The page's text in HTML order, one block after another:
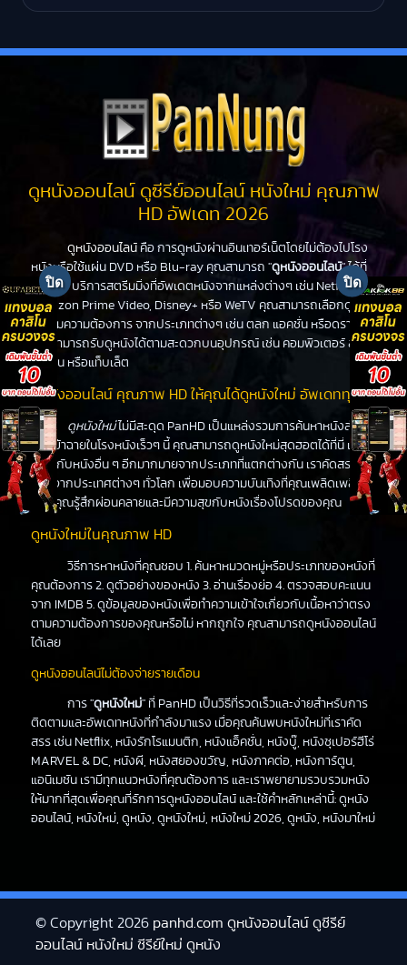
ดูหนังออนไลน์ ดูซีรีย์ออนไลน์ หนังใหม่ คุณภาพ
HD อัพเดท 2026
ดูหนังออนไลน์ คือ การดูหนังผ่านอินเทอร์เน็ตโดยไม่ต้องไปโรง
หนังหรือใช้แผ่น DVD หรือ Blu-ray คุณสามารถ "ดูหนังออนไลน์" ได้ที่
PanHD บริการสตรีมมิ่งที่อัพเดตหนังจากแหล่งต่างๆ เช่น Netflix,
Amazon Prime Video, Disney+ หรือ WeTV คุณสามารถเลือกดูหนัง
ได้ตามความต้องการ จากประเภทต่างๆ เช่น ตลก แอคชั่น หรือดราม่า
คุณสามารถรับดูหนังได้ตามสะดวกบนอุปกรณ์ เช่น คอมพิวเตอร์ สมา
ร์ทโฟน หรือแท็บเล็ต
ดูหนังออนไลน์ คุณภาพ HD ให้คุณได้ดูหนังใหม่ อัพเดททุกวัน
ดูหนังใหม่ไม่มีสะดุด PanHD เป็นแหล่งรวมการค้นหาหนังล่าสุด
ที่จะเข้าฉายในโรงหนังเร็วๆ นี้ คุณสามารถดูหนังใหม่สุดฮอตได้ที่นี่ เช่น
เดียวกับหนังอื่น ๆ อีกมากมายจากประเภทที่แตกต่างกัน เราคัดสรร
หนังจากประเทศต่างๆ ทั่วโลก เพื่อมอบความบันเทิงที่คุณเพลิดเพลิน
ทำให้คุณรู้สึกผ่อนคลายและมีความสุขกับหนังเรื่องโปรดของคุณ
ดูหนังใหม่ในคุณภาพ HD
วิธีการหาหนังที่คุณชอบ 1. ค้นหาหมวดหมู่หรือประเภทของหนังที่
คุณต้องการ 2. ดูตัวอย่างของหนัง 3. อ่านเรื่องย่อ 4. ตรวจสอบคะแนน
จาก IMDB 5. ดูข้อมูลของหนังเพื่อทำความเข้าใจเกี่ยวกับเนื้อหาว่าตรง
ตามความต้องการของคุณหรือไม่ หากถูกใจ คุณสามารถดูหนังออนไลน์
ได้เลย
ดูหนังออนไลน์ไม่ต้องจ่ายรายเดือน
การ "ดูหนังใหม่" ที่ PanHD เป็นวิธีที่รวดเร็วและง่ายสำหรับการ
ติดตามและอัพเดทหนังที่กำลังมาแรง เมื่อคุณค้นพบหนังใหม่ที่เราคัด
สรร เช่น Netflix, หนังรักโรแมนติก, หนังแอ็คชั่น, หนังบู๊, หนังซุเปอร์ฮีโร่
MARVEL & DC, หนังผี, หนังสยองขวัญ, หนังภาคต่อ, หนังการ์ตูน,
แอนิเมชัน เรามีทุกแนวหนังที่คุณต้องการ และเราพยายามรวบรวมหนัง
ให้มากที่สุดเพื่อคุณที่รักการดูหนังออนไลน์ และใช้คำหลักเหล่านี้: ดูหนัง
ออนไลน์, หนังใหม่, ดูหนัง, ดูหนังใหม่, หนังใหม่ 2026, ดูหนัง, หนังมาใหม่
© Copyright 2026 panhd.com ดูหนังออนไลน์ ดูซีรีย์
ออนไลน์ หนังใหม่ ซีรีย์ใหม่ ดูหนัง